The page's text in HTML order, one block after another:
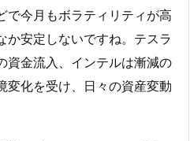
で今月もボラティリティが高
か安定しないですね。テスラ
資金流入、インテルは漸減の
変化を受け、日々の資産変動